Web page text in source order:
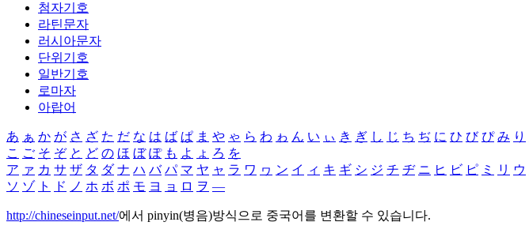
첨자기호
라틴문자
러시아문자
단위기호
일반기호
로마자
아랍어
あ ぁ か が さ ざ た だ な は ば ぱ ま や ゃ ら わ ゎ ん い ぃ き ぎ し じ ち ぢ に ひ び ぴ み り
こ ご そ ぞ と ど の ほ ぼ ぽ も よ ょ ろ を
ア ァ カ サ ザ タ ダ ナ ハ バ パ マ ヤ ャ ラ ワ ヮ ン イ ィ キ ギ シ ジ チ ヂ ニ ヒ ビ ピ ミ リ ウ
ソ ゾ ト ド ノ ホ ボ ポ モ ヨ ョ ロ ヲ ―
http://chineseinput.net/에서 pinyin(병음)방식으로 중국어를 변환할 수 있습니다.